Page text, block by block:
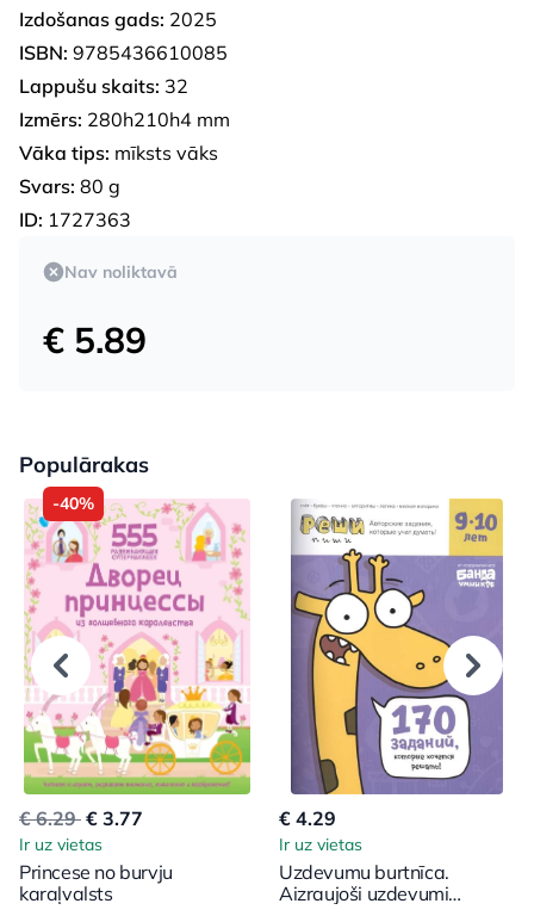
Izdošanas gads: 2025
ISBN: 9785436610085
Lappušu skaits: 32
Izmērs: 280h210h4 mm
Vāka tips: mīksts vāks
Svars: 80 g
ID: 1727363
Nav noliktavā
€ 5.89
Populārakas
-40%
€ 6.29 € 3.77
Ir uz vietas
Princese no burvju
karaļvalsts
€ 4.29
Ir uz vietas
Uzdevumu burtnīca.
Aizraujoši uzdevumi